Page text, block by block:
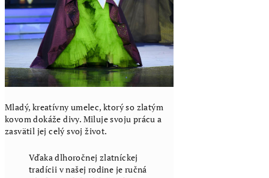
Mladý, kreatívny umelec, ktorý so zlatým
kovom dokáže divy. Miluje svoju prácu a
zasvätil jej celý svoj život.
Vďaka dlhoročnej zlatníckej
tradícii v našej rodine je ručná